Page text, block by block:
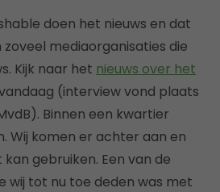
doen het nieuws en dat
zoveel mediaorganisaties die
Kijk naar het nieuws over het
(interview vond plaats
Binnen een kwartier
Wij komen er achter aan en
gebruiken. Een van de
wij tot nu toe deden was met